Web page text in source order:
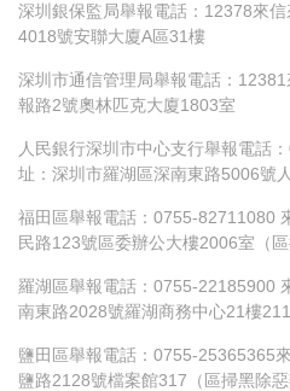
深圳銀保監局舉報電話：12378來
4018號安聯大廈A區31樓
深圳市通信管理局舉報電話：
報路2號奧林匹克大廈1803室
人民銀行深圳市中心支行舉報電話
址：深圳市羅湖區深南東路5006號
福田區舉報電話：0755-82711080
民路123號區委辦公大樓2006室（
羅湖區舉報電話：0755-22185900
南東路2028號羅湖商務中心21樓
鹽田區舉報電話：0755-25365365
鹽路2128號檔案館317（區掃黑除惡